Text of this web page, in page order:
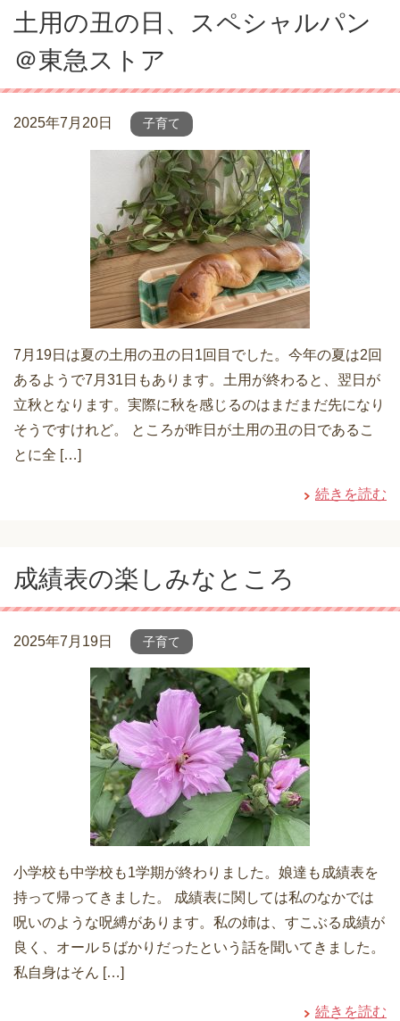
土用の丑の日、スペシャルパン
＠東急ストア
2025年7月20日 子育て
7月19日は夏の土用の丑の日1回目でした。今年の夏は2回
あるようで7月31日もあります。土用が終わると、翌日が
立秋となります。実際に秋を感じるのはまだまだ先になり
そうですけれど。 ところが昨日が土用の丑の日であるこ
とに全 […]
続きを読む
成績表の楽しみなところ
2025年7月19日 子育て
小学校も中学校も1学期が終わりました。娘達も成績表を
持って帰ってきました。 成績表に関しては私のなかでは
呪いのような呪縛があります。私の姉は、すこぶる成績が
良く、オール５ばかりだったという話を聞いてきました。
私自身はそん […]
続きを読む